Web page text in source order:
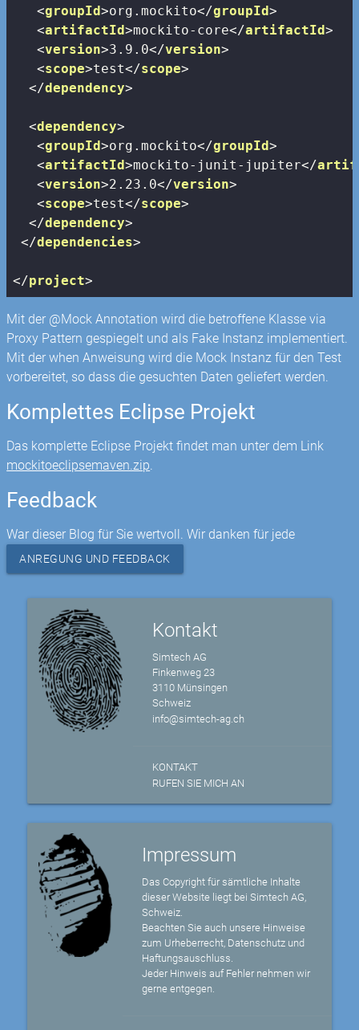
<groupId>org.mockito</groupId>
<artifactId>mockito-core</artifactId>
<version>3.9.0</version>
<scope>test</scope>
</dependency>
<dependency>
<groupId>org.mockito</groupId>
<artifactId>mockito-junit-jupiter</
<version>2.23.0</version>
<scope>test</scope>
</dependency>
</dependencies>
</project>
Mit der @Mock Annotation wird die betroffene Klasse via
Proxy Pattern gespiegelt und als Fake Instanz implementiert.
Mit der when Anweisung wird die Mock Instanz für den Test
vorbereitet, so dass die gesuchten Daten geliefert werden.
Komplettes Eclipse Projekt
Das komplette Eclipse Projekt findet man unter dem Link
mockitoeclipsemaven.zip
Feedback
War dieser Blog für Sie wertvoll. Wir danken für jede
ANREGUNG UND FEEDBACK
Kontakt
Simtech AG
Finkenweg 23
3110 Münsingen
Schweiz
info@simtech-ag.ch
KONTAKT
RUFEN SIE MICH AN
Impressum
Das Copyright für sämtliche Inhalte
dieser Website liegt bei Simtech AG,
Schweiz.
Beachten Sie auch unsere Hinweise
zum Urheberrecht, Datenschutz und
Haftungsauschluss.
Jeder Hinweis auf Fehler nehmen wir
gerne entgegen.